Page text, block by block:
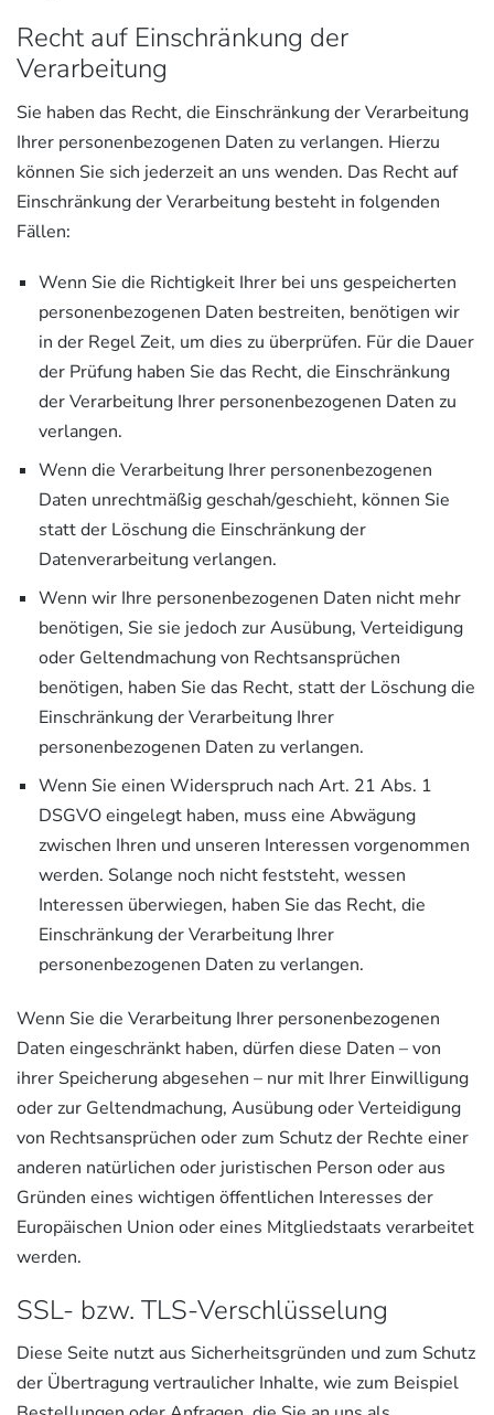
Recht auf Einschränkung der
Verarbeitung
Sie haben das Recht, die Einschränkung der Verarbeitung
Ihrer personenbezogenen Daten zu verlangen. Hierzu
können Sie sich jederzeit an uns wenden. Das Recht auf
Einschränkung der Verarbeitung besteht in folgenden
Fällen:
Wenn Sie die Richtigkeit Ihrer bei uns gespeicherten
personenbezogenen Daten bestreiten, benötigen wir
in der Regel Zeit, um dies zu überprüfen. Für die Dauer
der Prüfung haben Sie das Recht, die Einschränkung
der Verarbeitung Ihrer personenbezogenen Daten zu
verlangen.
Wenn die Verarbeitung Ihrer personenbezogenen
Daten unrechtmäßig geschah/geschieht, können Sie
statt der Löschung die Einschränkung der
Datenverarbeitung verlangen.
Wenn wir Ihre personenbezogenen Daten nicht mehr
benötigen, Sie sie jedoch zur Ausübung, Verteidigung
oder Geltendmachung von Rechtsansprüchen
benötigen, haben Sie das Recht, statt der Löschung die
Einschränkung der Verarbeitung Ihrer
personenbezogenen Daten zu verlangen.
Wenn Sie einen Widerspruch nach Art. 21 Abs. 1
DSGVO eingelegt haben, muss eine Abwägung
zwischen Ihren und unseren Interessen vorgenommen
werden. Solange noch nicht feststeht, wessen
Interessen überwiegen, haben Sie das Recht, die
Einschränkung der Verarbeitung Ihrer
personenbezogenen Daten zu verlangen.
Wenn Sie die Verarbeitung Ihrer personenbezogenen
Daten eingeschränkt haben, dürfen diese Daten – von
ihrer Speicherung abgesehen – nur mit Ihrer Einwilligung
oder zur Geltendmachung, Ausübung oder Verteidigung
von Rechtsansprüchen oder zum Schutz der Rechte einer
anderen natürlichen oder juristischen Person oder aus
Gründen eines wichtigen öffentlichen Interesses der
Europäischen Union oder eines Mitgliedstaats verarbeitet
werden.
SSL- bzw. TLS-Verschlüsselung
Diese Seite nutzt aus Sicherheitsgründen und zum Schutz
der Übertragung vertraulicher Inhalte, wie zum Beispiel